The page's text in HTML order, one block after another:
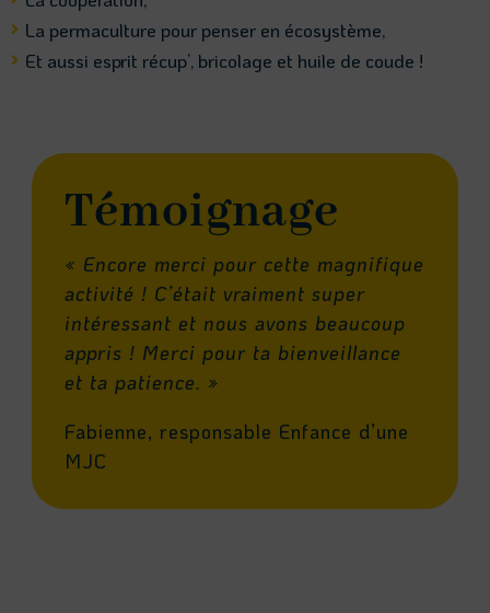
 La permaculture pour penser en écosystème,
 Et aussi esprit récup’, bricolage et huile de coude !
Témoignage
« Encore merci pour cette magnifique
activité ! C’était vraiment super
intéressant et nous avons beaucoup
appris ! Merci pour ta bienveillance
et ta patience. »
Fabienne, responsable Enfance d’une
MJC